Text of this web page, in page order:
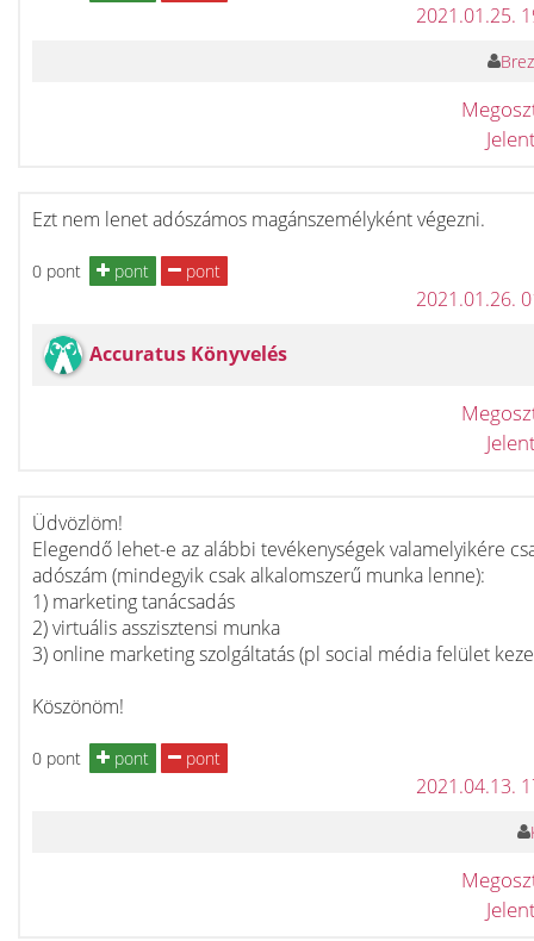
2021.01.25.
Ezt nem lenet adószámos magánszemélyként végezni.
0 pont pont pont
2021.01.26.
Accuratus Könyvelés
Üdvözlöm!
Elegendő lehet-e az alábbi tevékenységek valamelyikére
adószám (mindegyik csak alkalomszerű munka lenne):
1) marketing tanácsadás
2) virtuális asszisztensi munka
3) online marketing szolgáltatás (pl social média felület
Köszönöm!
0 pont pont pont
2021.04.13.